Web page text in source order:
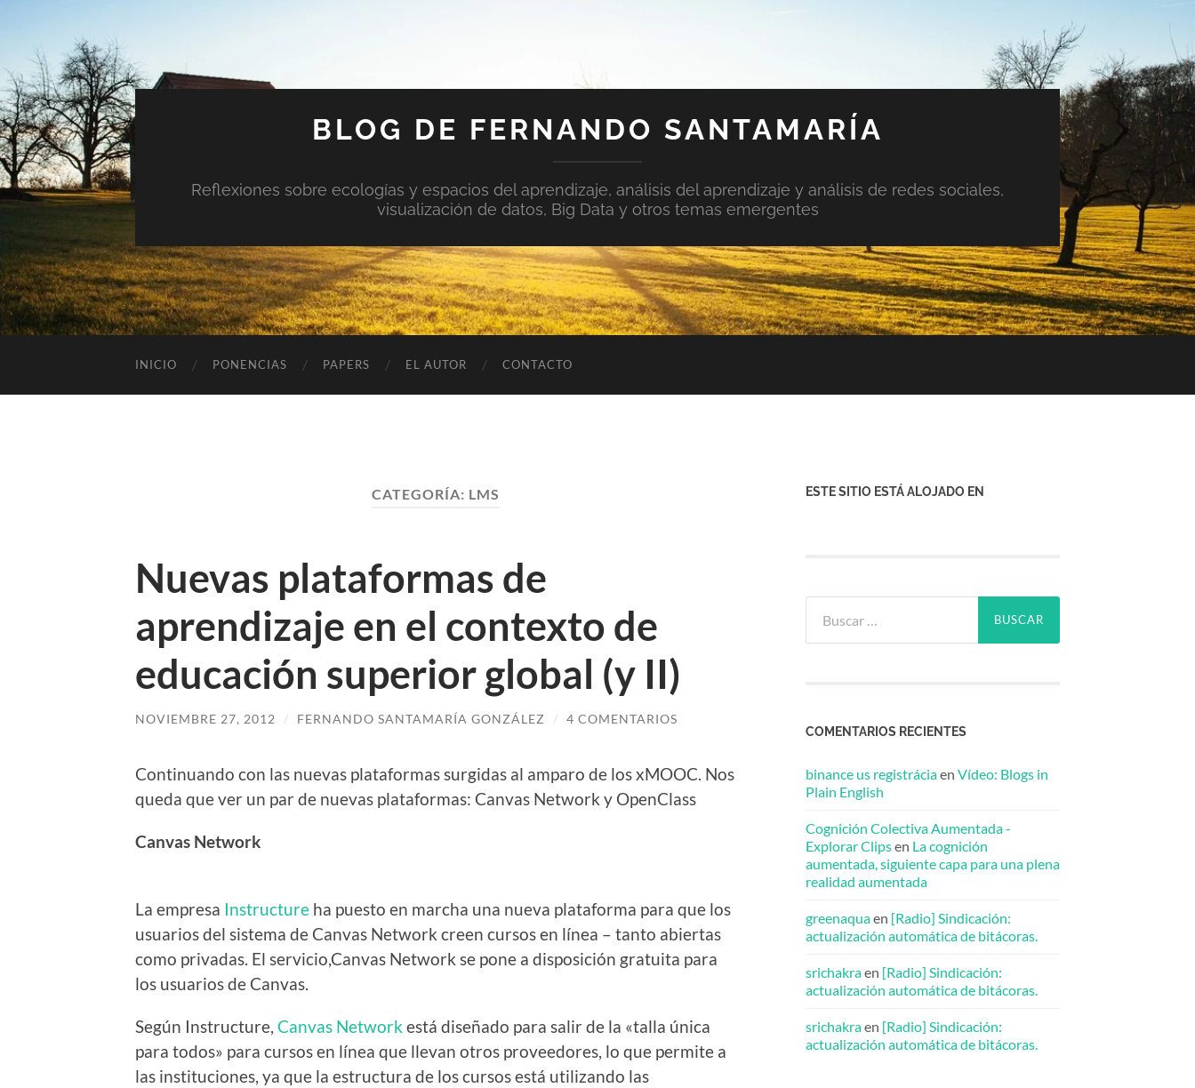
BLOG DE FERNANDO SANTAMARÍA
Reflexiones sobre ecologías y espacios del aprendizaje, análisis del aprendizaje y análisis de redes sociales,
visualización de datos, Big Data y otros temas emergentes
INICIO PONENCIAS PAPERS EL AUTOR CONTACTO
CATEGORÍA: LMS
Nuevas plataformas de
aprendizaje en el contexto de
educación superior global (y II)
NOVIEMBRE 27, 2012 / FERNANDO SANTAMARÍA GONZÁLEZ / 4 COMENTARIOS
Continuando con las nuevas plataformas surgidas al amparo de los xMOOC. Nos
queda que ver un par de nuevas plataformas: Canvas Network y OpenClass
Canvas Network
La empresa Instructure ha puesto en marcha una nueva plataforma para que los
usuarios del sistema de Canvas Network creen cursos en línea – tanto abiertas
como privadas. El servicio,Canvas Network se pone a disposición gratuita para
los usuarios de Canvas.
Según Instructure, Canvas Network está diseñado para salir de la «talla única
para todos» para cursos en línea que llevan otros proveedores, lo que permite a
las instituciones, ya que la estructura de los cursos está utilizando las
ESTE SITIO ESTÁ ALOJADO EN
COMENTARIOS RECIENTES
binance us registráciaen Vídeo: Blogs in
Plain English
Cognición Colectiva Aumentada -
Explorar Clipsen La cognición
aumentada, siguiente capa para una plena
realidad aumentada
greenaquaen [Radio] Sindicación:
actualización automática de bitácoras.
srichakraen [Radio] Sindicación:
actualización automática de bitácoras.
srichakraen [Radio] Sindicación:
actualización automática de bitácoras.